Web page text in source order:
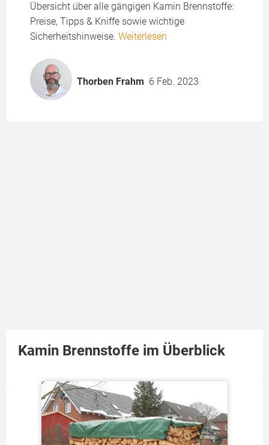
Übersicht über alle gängigen Kamin Brennstoffe:
Preise, Tipps & Kniffe sowie wichtige
Sicherheitshinweise. Weiterlesen
Thorben Frahm 6 Feb. 2023
Kamin Brennstoffe im Überblick